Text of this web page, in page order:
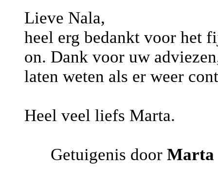
Lieve Nala,
heel erg bedankt voor het
on. Dank voor uw
laten weten als er weer
Heel veel liefs Marta.
Getuigenis door Marta